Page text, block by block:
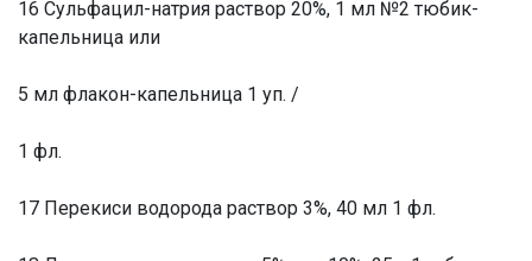
16 Сульфацил-натрия раствор 20%, 1 мл №2 тюбик-
капельница или
5 мл флакон-капельница 1 уп. /
1 фл.
17 Перекиси водорода раствор 3%, 40 мл 1 фл.